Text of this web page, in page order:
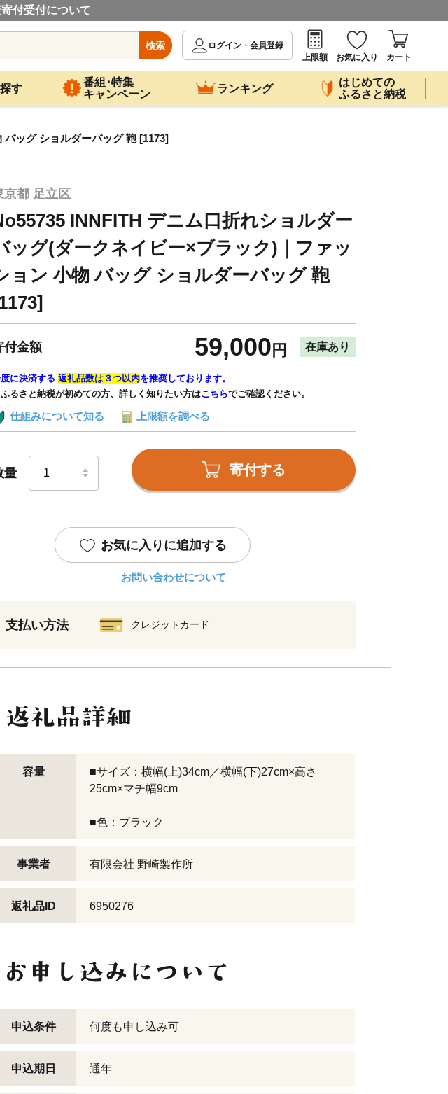
付受付について
検索
ログイン・会員登録
上限額
お気に入り カート
す
番組･特集
キャンペーン
ランキング
はじめての
ふるさと納税
ッグ ショルダーバッグ 鞄 [1173]
京都 足立区
INNFITH デニム口折れショルダー
ッグ(ダークネイビー×ブラック)｜ファッ
ョン 小物 バッグ ショルダーバッグ 鞄
付金額 59,000 円 在庫あり
に決済する 返礼品数は３つ以内を推奨しております。
ふるさと納税が初めての方、詳しく知りたい方はこちらでご確認ください。
仕組みについて知る 上限額を調べる
量 寄付する
お気に入りに追加する
お問い合わせについて
支払い方法 クレジットカード
容量
■サイズ：横幅(上)34cm／横幅(下)27cm×高さ
25cm×マチ幅9cm
■色：ブラック
事業者 有限会社 野崎製作所
返礼品ID 6950276
申込条件 何度も申し込み可
申込期日 通年